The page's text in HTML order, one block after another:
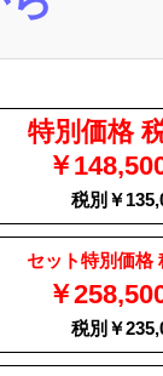
特別価格
￥
税別￥
セット特別価格
￥
税別￥